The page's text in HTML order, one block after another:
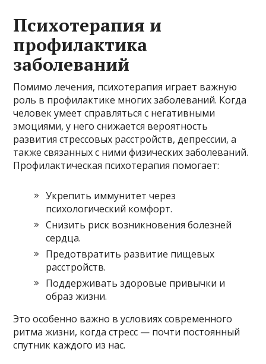
Психотерапия и
профилактика
заболеваний
Помимо лечения, психотерапия играет важную
роль в профилактике многих заболеваний. Когда
человек умеет справляться с негативными
эмоциями, у него снижается вероятность
развития стрессовых расстройств, депрессии, а
также связанных с ними физических заболеваний.
Профилактическая психотерапия помогает:
Укрепить иммунитет через
психологический комфорт.
Снизить риск возникновения болезней
сердца.
Предотвратить развитие пищевых
расстройств.
Поддерживать здоровые привычки и
образ жизни.
Это особенно важно в условиях современного
ритма жизни, когда стресс — почти постоянный
спутник каждого из нас.